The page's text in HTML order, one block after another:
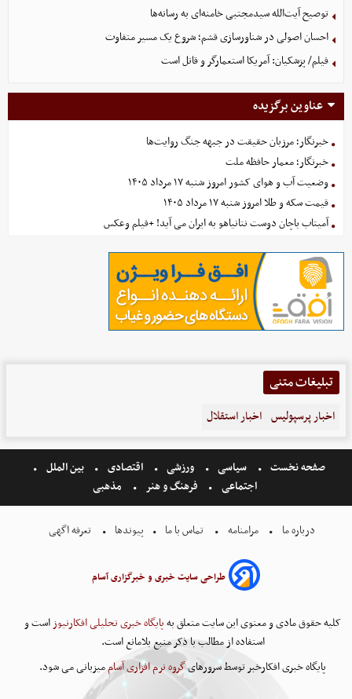
توصیح آیت‌الله سیدمجتبی خامنه‌ای به رسانه‌ها
احسان اصولی در شناورسازی قشم؛ شروع یک مسیر متفاوت
فیلم/ پزشکیان: آمریکا استعمارگر و قاتل است
عناوین برگزیده
خبرنگار؛ مرزبان حقیقت در جبهه جنگ روایت‌ها
خبرنگار؛ معمار حافظه ملت
وضعیت آب و هوای کشور امروز شنبه ۱۷ مرداد ۱۴۰۵
قیمت سکه و طلا امروز شنبه ۱۷ مرداد ۱۴۰۵
آمیتاب باچان دوست نتانیاهو به ایران می آید! +فیلم وعکس
تبلیغات متنی
اخبار پرسپولیس اخبار استقلال
صفحه نخست سیاسی ورزشی اقتصادی
بین الملل
اجتماعی
فرهنگ و هنر مذهبی
درباره ما مرامنامه تماس با ما پیوندها تعرفه اگهی
طراحی سایت خبری و خبرگزاری آسام
کلیه حقوق مادی و معنوی این سایت متعلق بهپایگاه خبری تحلیلی افکارنیوزاست و
استفاده از مطالب با ذکر منبع بلامانع است.
پایگاه خبری افکارخبر توسط سرورهایگروه نرم افزاری آساممیزبانی می شود.